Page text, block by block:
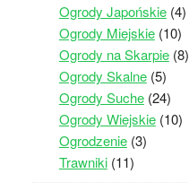
Ogrody Japońskie(4)
Ogrody Miejskie(10)
Ogrody na Skarpie(8)
Ogrody Skalne(5)
Ogrody Suche(24)
Ogrody Wiejskie(10)
Ogrodzenie(3)
Trawniki(11)